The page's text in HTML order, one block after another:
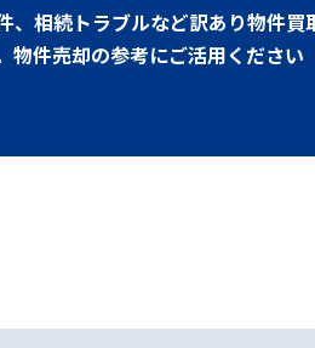
、相続トラブルなど訳あり物件買
物件売却の参考にご活用ください